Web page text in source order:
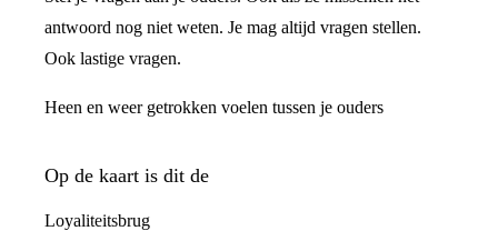
antwoord nog niet weten. Je mag altijd vragen stellen.
Ook lastige vragen.
Heen en weer getrokken voelen tussen je ouders
Op de kaart is dit de
Loyaliteitsbrug